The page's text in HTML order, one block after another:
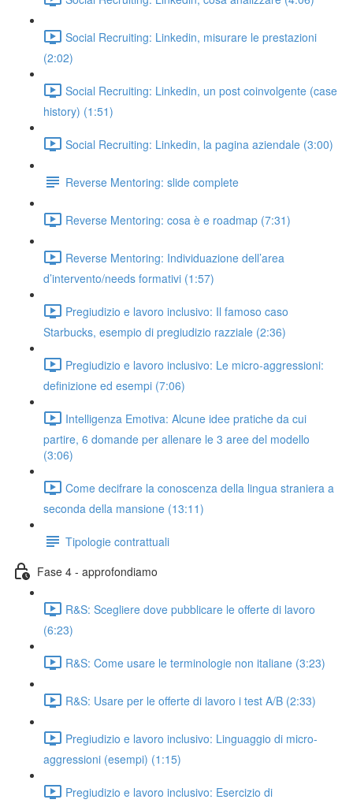
Social Recruiting: Linkedin, misurare le prestazioni
(2:02)
Social Recruiting: Linkedin, un post coinvolgente (case
history) (1:51)
Social Recruiting: Linkedin, la pagina aziendale (3:00)
Reverse Mentoring: slide complete
Reverse Mentoring: cosa è e roadmap (7:31)
Reverse Mentoring: Individuazione dell’area
d’intervento/needs formativi (1:57)
Pregiudizio e lavoro inclusivo: Il famoso caso
Starbucks, esempio di pregiudizio razziale (2:36)
Pregiudizio e lavoro inclusivo: Le micro-aggressioni:
definizione ed esempi (7:06)
Intelligenza Emotiva: Alcune idee pratiche da cui
partire, 6 domande per allenare le 3 aree del modello
(3:06)
Come decifrare la conoscenza della lingua straniera a
seconda della mansione (13:11)
Tipologie contrattuali
Fase 4 - approfondiamo
R&S: Scegliere dove pubblicare le offerte di lavoro
(6:23)
R&S: Come usare le terminologie non italiane (3:23)
R&S: Usare per le offerte di lavoro i test A/B (2:33)
Pregiudizio e lavoro inclusivo: Linguaggio di micro-
aggressioni (esempi) (1:15)
Pregiudizio e lavoro inclusivo: Esercizio di